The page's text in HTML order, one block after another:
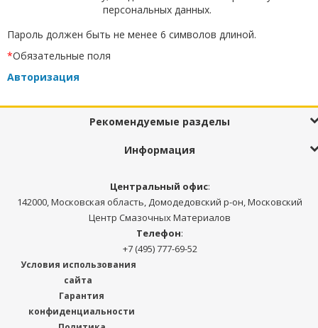
персональных данных.
Пароль должен быть не менее 6 символов длиной.
*Обязательные поля
Авторизация
Рекомендуемые разделы
Информация
Центральный офис:
142000, Московская область, Домодедовский р-он, Московский
Центр Смазочных Материалов
Телефон:
+7 (495) 777-69-52
Условия использования
сайта
Гарантия
конфиденциальности